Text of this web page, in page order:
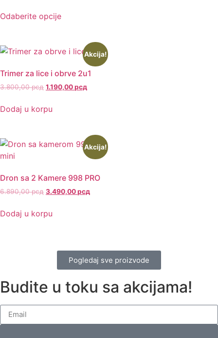
Odaberite opcije
Akcija!
Trimer za lice i obrve 2u1
3.800,00рсд 1.190,00рсд
Dodaj u korpu
Akcija!
Dron sa 2 Kamere 998 PRO
6.890,00рсд 3.490,00рсд
Dodaj u korpu
Pogledaj sve proizvode
Budite u toku sa akcijama!